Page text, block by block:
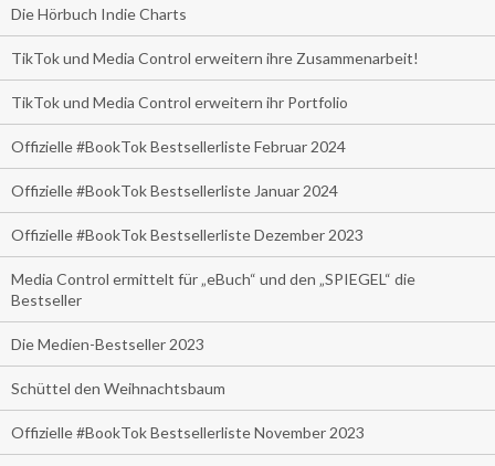
Die Hörbuch Indie Charts
TikTok und Media Control erweitern ihre Zusammenarbeit!
TikTok und Media Control erweitern ihr Portfolio
Offizielle #BookTok Bestsellerliste Februar 2024
Offizielle #BookTok Bestsellerliste Januar 2024
Offizielle #BookTok Bestsellerliste Dezember 2023
Media Control ermittelt für „eBuch“ und den „SPIEGEL“ die
Bestseller
Die Medien-Bestseller 2023
Schüttel den Weihnachtsbaum
Offizielle #BookTok Bestsellerliste November 2023